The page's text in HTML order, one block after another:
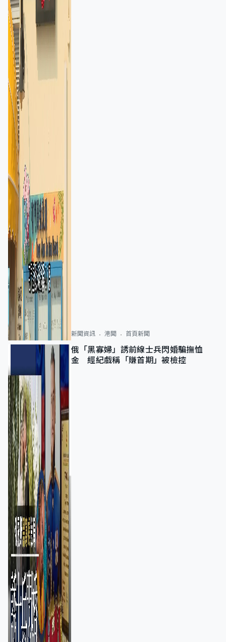
新聞資訊 港聞 首頁新聞
俄「黑寡婦」誘前線士兵閃婚騙撫恤
金 經紀戲稱「賺首期」被檢控